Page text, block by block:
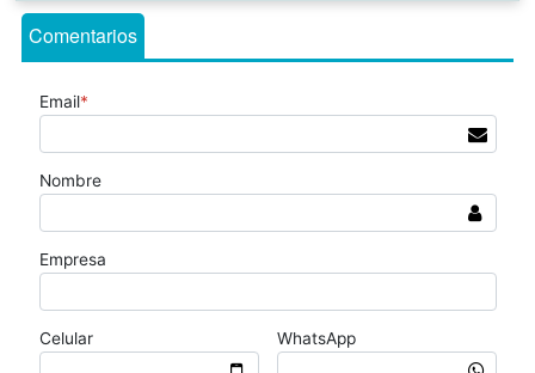
Comentarios